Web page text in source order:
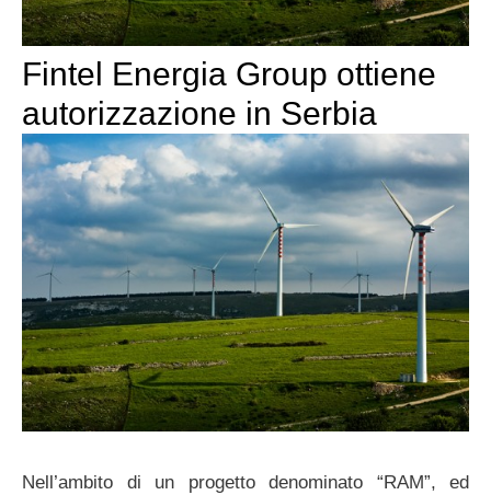
Fintel Energia Group ottiene
autorizzazione in Serbia
Nell’ambito di un progetto denominato “RAM”, ed